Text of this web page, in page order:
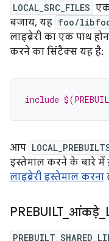
LOCAL_SRC_FILES
बजाय, यह foo/
लाइब्रेरी का एक पाथ
करने का सिंटैक्स यह है:
include
आप
इस्तेमाल करने के बारे में
लाइब्रेरी इस्तेमाल करना
PREBUILT_ आंकड़े_